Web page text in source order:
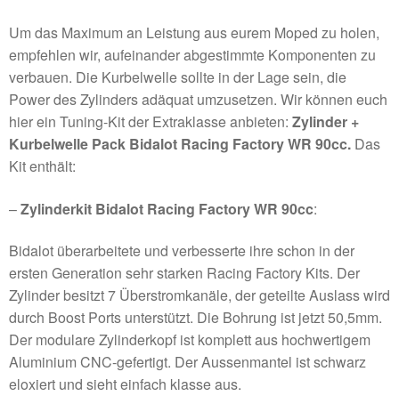
Um das Maximum an Leistung aus eurem Moped zu holen,
empfehlen wir, aufeinander abgestimmte Komponenten zu
verbauen. Die Kurbelwelle sollte in der Lage sein, die
Power des Zylinders adäquat umzusetzen. Wir können euch
hier ein Tuning-Kit der Extraklasse anbieten: Zylinder +
Kurbelwelle Pack Bidalot Racing Factory WR 90cc. Das
Kit enthält:
–Zylinderkit Bidalot Racing Factory WR 90cc:
Bidalot überarbeitete und verbesserte ihre schon in der
ersten Generation sehr starken Racing Factory Kits. Der
Zylinder besitzt 7 Überstromkanäle, der geteilte Auslass wird
durch Boost Ports unterstützt. Die Bohrung ist jetzt 50,5mm.
Der modulare Zylinderkopf ist komplett aus hochwertigem
Aluminium CNC-gefertigt. Der Aussenmantel ist schwarz
eloxiert und sieht einfach klasse aus.